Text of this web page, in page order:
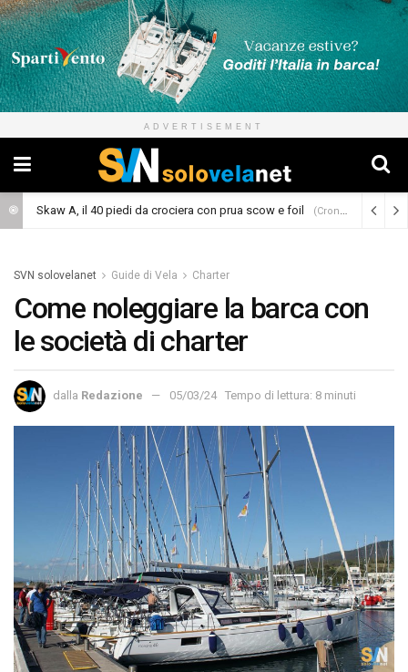
ADVERTISEMENT
Skaw A, il 40 piedi da crociera con prua scow e foil (Cronaca)
SVN solovelanet Guide di Vela Charter
Come noleggiare la barca con
le società di charter
dalla Redazione 05/03/24 Tempo di lettura: 8 minuti